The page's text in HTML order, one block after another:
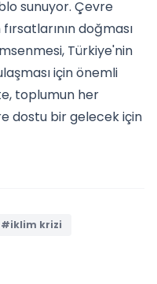
sunuyor. Çevre
doğması
Türkiye'nin
için önemli
toplumun her
dostu bir gelecek için
#iklim krizi